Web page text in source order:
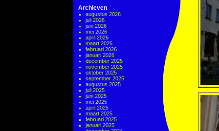
Archieven
augustus 2026
juli 2026
juni 2026
mei 2026
april 2026
maart 2026
februari 2026
januari 2026
december 2025
november 2025
oktober 2025
september 2025
augustus 2025
juli 2025
juni 2025
mei 2025
april 2025
maart 2025
februari 2025
januari 2025